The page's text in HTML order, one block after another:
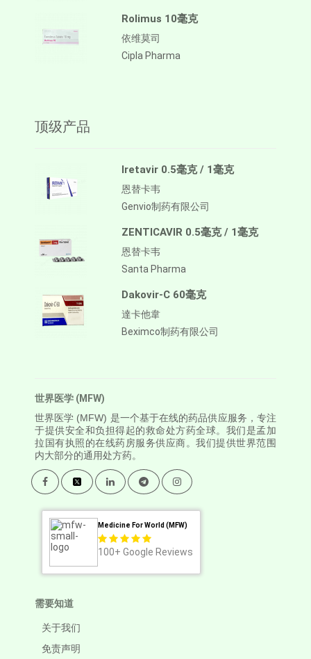
Rolimus 10毫克
依维莫司
Cipla Pharma
顶级产品
Iretavir 0.5毫克 / 1毫克
恩替卡韦
Genvio制药有限公司
ZENTICAVIR 0.5毫克 / 1毫克
恩替卡韦
Santa Pharma
Dakovir-C 60毫克
達卡他韋
Beximco制药有限公司
世界医学 (MFW)
世界医学 (MFW) 是一个基于在线的药品供应服务，专注
于提供安全和负担得起的救命处方药全球。我们是孟加
拉国有执照的在线药房服务供应商。我们提供世界范围
内大部分的通用处方药。
Medicine For World (MFW)
100+ Google Reviews
需要知道
关于我们
免责声明